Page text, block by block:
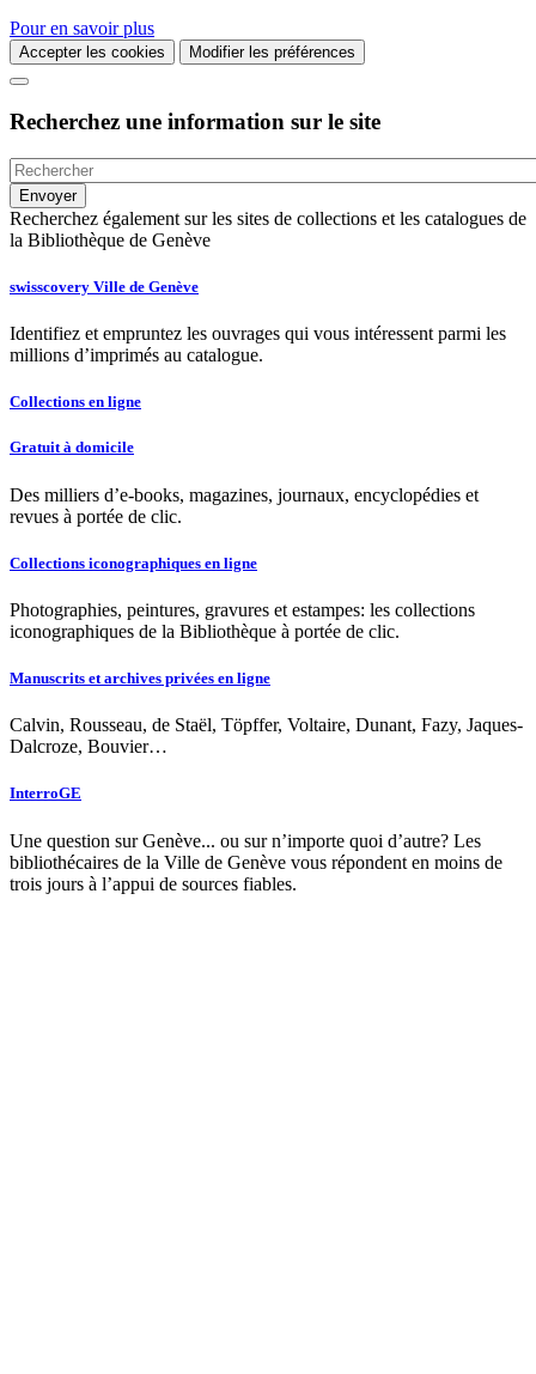
Pour en savoir plus
Accepter les cookies Modifier les préférences
Recherchez une information sur le site
Recherchez également sur les sites de collections et les catalogues de
la Bibliothèque de Genève
swisscovery Ville de Genève
Identifiez et empruntez les ouvrages qui vous intéressent parmi les
millions d’imprimés au catalogue.
Collections en ligne
Gratuit à domicile
Des milliers d’e-books, magazines, journaux, encyclopédies et
revues à portée de clic.
Collections iconographiques en ligne
Photographies, peintures, gravures et estampes: les collections
iconographiques de la Bibliothèque à portée de clic.
Manuscrits et archives privées en ligne
Calvin, Rousseau, de Staël, Töpffer, Voltaire, Dunant, Fazy, Jaques-
Dalcroze, Bouvier…
InterroGE
Une question sur Genève... ou sur n’importe quoi d’autre? Les
bibliothécaires de la Ville de Genève vous répondent en moins de
trois jours à l’appui de sources fiables.